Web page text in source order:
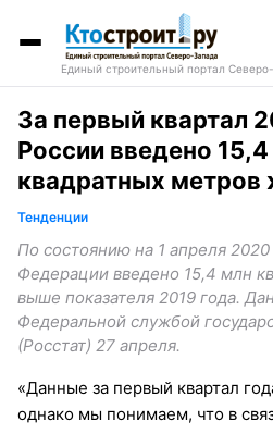
Единый строительный портал
За первый квартал
России введено
квадратных метров
Тенденции
По состоянию на 1 апреля
Федерации введено 15,4 млн
выше показателя 2019 года.
Федеральной службой
(Росстат) 27 апреля.
«Данные за первый квартал
однако мы понимаем, что в